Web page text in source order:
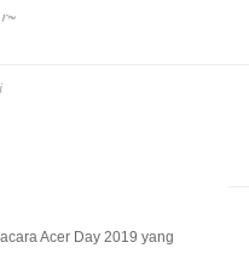
Acer Day 2019 yang